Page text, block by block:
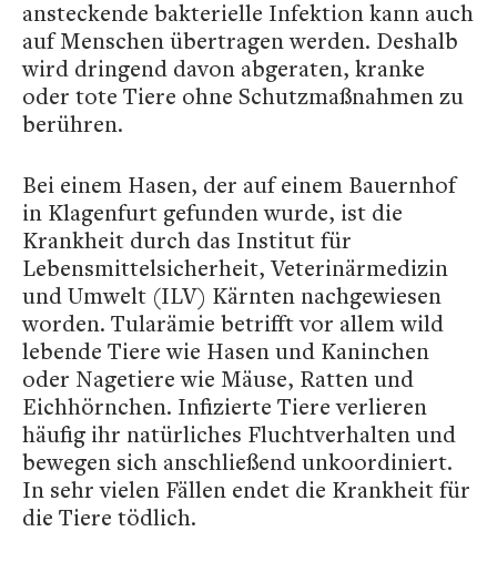
ansteckende bakterielle Infektion kann auch
auf Menschen übertragen werden. Deshalb
wird dringend davon abgeraten, kranke
oder tote Tiere ohne Schutzmaßnahmen zu
berühren.
Bei einem Hasen, der auf einem Bauernhof
in Klagenfurt gefunden wurde, ist die
Krankheit durch das Institut für
Lebensmittelsicherheit, Veterinärmedizin
und Umwelt (ILV) Kärnten nachgewiesen
worden. Tularämie betrifft vor allem wild
lebende Tiere wie Hasen und Kaninchen
oder Nagetiere wie Mäuse, Ratten und
Eichhörnchen. Infizierte Tiere verlieren
häufig ihr natürliches Fluchtverhalten und
bewegen sich anschließend unkoordiniert.
In sehr vielen Fällen endet die Krankheit für
die Tiere tödlich.